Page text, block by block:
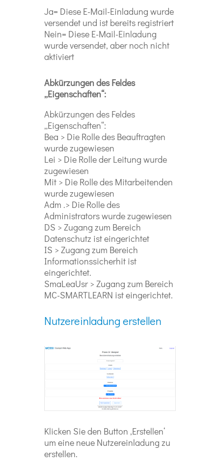
Ja= Diese E-Mail-Einladung wurde
versendet und ist bereits registriert
Nein= Diese E-Mail-Einladung
wurde versendet, aber noch nicht
aktiviert
Abkürzungen des Feldes
„Eigenschaften“:
Abkürzungen des Feldes
„Eigenschaften“:
Bea > Die Rolle des Beauftragten
wurde zugewiesen
Lei > Die Rolle der Leitung wurde
zugewiesen
Mit > Die Rolle des Mitarbeitenden
wurde zugewiesen
Adm .> Die Rolle des
Administrators wurde zugewiesen
DS > Zugang zum Bereich
Datenschutz ist eingerichtet
IS > Zugang zum Bereich
Informationssicherhit ist
eingerichtet.
SmaLeaUsr > Zugang zum Bereich
MC-SMARTLEARN ist eingerichtet.
Nutzereinladung erstellen
Klicken Sie den Button ‚Erstellen‘
um eine neue Nutzereinladung zu
erstellen.